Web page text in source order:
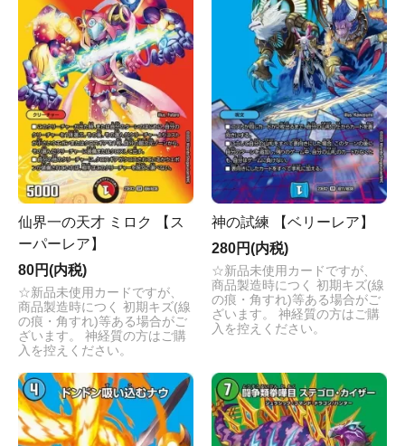
仙界一の天才 ミロク 【ス
ーパーレア】
80円(内税)
☆新品未使用カードですが、
商品製造時につく 初期キズ(線
の痕・角すれ)等ある場合がご
ざいます。 神経質の方はご購
入を控えください。
神の試練 【ベリーレア】
280円(内税)
☆新品未使用カードですが、
商品製造時につく 初期キズ(線
の痕・角すれ)等ある場合がご
ざいます。 神経質の方はご購
入を控えください。